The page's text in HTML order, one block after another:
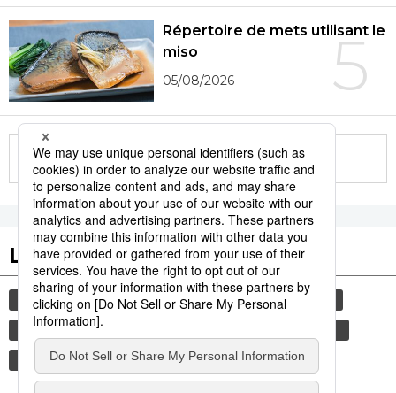
5
Répertoire de mets utilisant le
miso
05/08/2026
More in this series
Les tags populaires
société actu environnement
santé
agression sexuelle
chaleur
hôpital